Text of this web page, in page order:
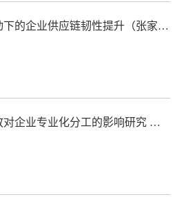
人工智能驱动下的企业供应链韧性提升（张家栋 ，霍治方，刘 达 ，王淑瑶，2025年第9期）
公共数据开放对企业专业化分工的影响研究 ———基于全国统一大市场建设视角（习明明 ，郑 对 ，李 婷，2025年第8期）